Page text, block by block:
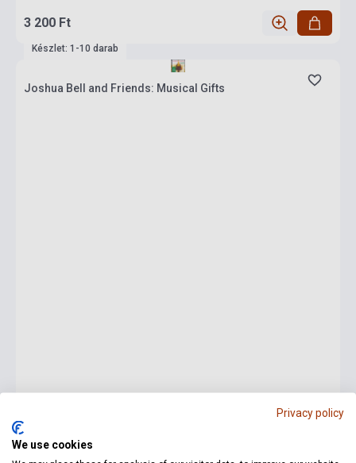
3 200 Ft
Készlet: 1-10 darab
Joshua Bell and Friends: Musical Gifts
5 700 Ft
Privacy policy
We use cookies